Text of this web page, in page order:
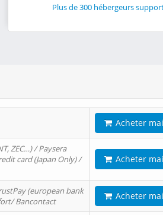
Plus de 300 hébergeurs
Acheter
ZEC…) / Paysera
card (Japan Only) /
Acheter
(european bank
Bancontact
Acheter